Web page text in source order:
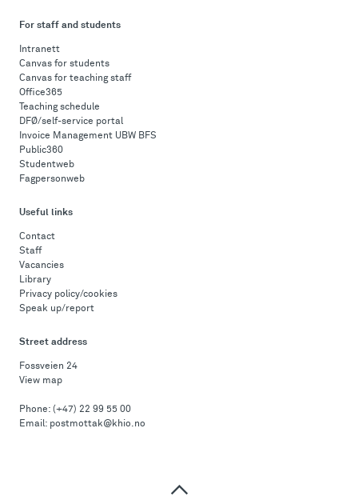
For staff and students
Intranett
Canvas for students
Canvas for teaching staff
Office365
Teaching schedule
DFØ/self-service portal
Invoice Management UBW BFS
Public360
Studentweb
Fagpersonweb
Useful links
Contact
Staff
Vacancies
Library
Privacy policy/cookies
Speak up/report
Street address
Fossveien 24
View map
Phone: (+47) 22 99 55 00
Email: postmottak@khio.no